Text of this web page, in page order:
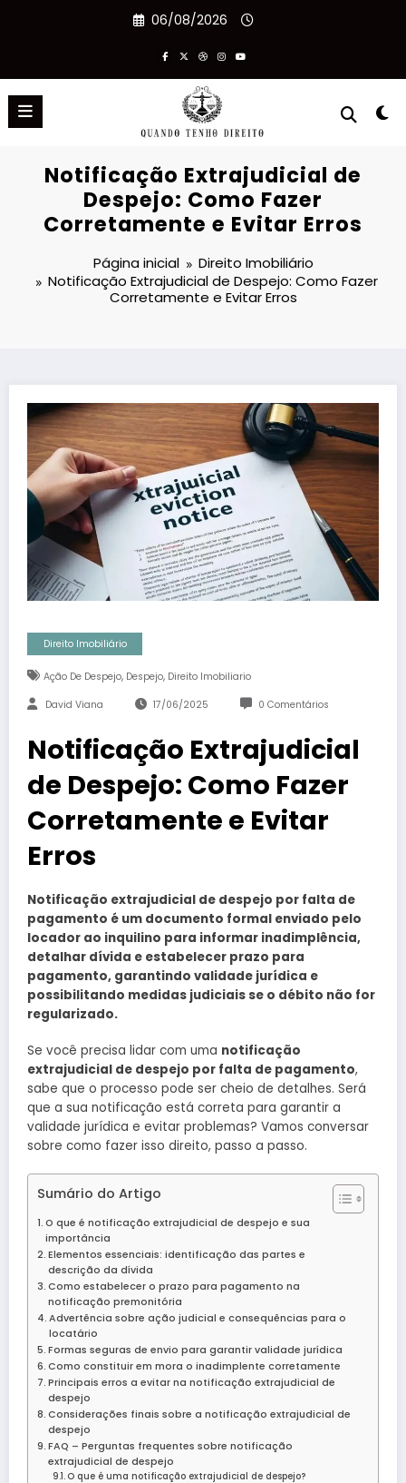
06/08/2026
Notificação Extrajudicial de
Despejo: Como Fazer
Corretamente e Evitar Erros
Página inicial
Direito Imobiliário
Notificação Extrajudicial de Despejo: Como Fazer
Corretamente e Evitar Erros
Direito Imobiliário
Ação De Despejo, Despejo, Direito Imobiliario
David Viana 17/06/2025 0 Comentários
Notificação Extrajudicial
de Despejo: Como Fazer
Corretamente e Evitar
Erros
Notificação extrajudicial de despejo por falta de
pagamento é um documento formal enviado pelo
locador ao inquilino para informar inadimplência,
detalhar dívida e estabelecer prazo para
pagamento, garantindo validade jurídica e
possibilitando medidas judiciais se o débito não for
regularizado.
Se você precisa lidar com uma notificação
extrajudicial de despejo por falta de pagamento,
sabe que o processo pode ser cheio de detalhes. Será
que a sua notificação está correta para garantir a
validade jurídica e evitar problemas? Vamos conversar
sobre como fazer isso direito, passo a passo.
Sumário do Artigo
O que é notificação extrajudicial de despejo e sua
importância
Elementos essenciais: identificação das partes e
descrição da dívida
Como estabelecer o prazo para pagamento na
notificação premonitória
Advertência sobre ação judicial e consequências para o
locatário
Formas seguras de envio para garantir validade jurídica
Como constituir em mora o inadimplente corretamente
Principais erros a evitar na notificação extrajudicial de
despejo
Considerações finais sobre a notificação extrajudicial de
despejo
FAQ – Perguntas frequentes sobre notificação
extrajudicial de despejo
O que é uma notificação extrajudicial de despejo?